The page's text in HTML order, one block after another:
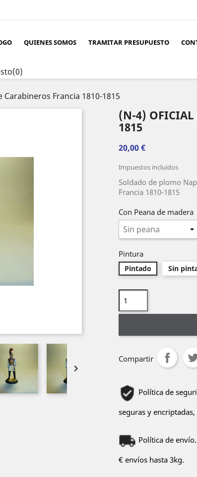
QUIENES SOMOS TRAMITAR PRESUPUESTO
(0)
Carabineros Francia 1810-1815

(N-4) OFICIAL
1815
20,00 €
Impuestos incluidos
Soldado de plomo
Francia 1810-1815
Con Peana de madera
Pintura
Pintado Sin
Compartir
Política de
seguras y
Política de
€ envíos hasta 3kg.